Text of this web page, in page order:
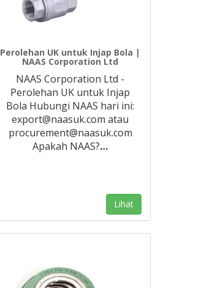
Perolehan UK untuk Injap Bola |
NAAS Corporation Ltd
NAAS Corporation Ltd -
Perolehan UK untuk Injap
Bola Hubungi NAAS hari ini:
export@naasuk.com atau
procurement@naasuk.com
Apakah NAAS?…
Lihat